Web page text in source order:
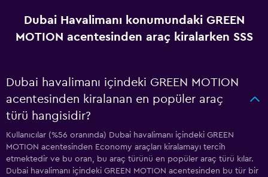
Dubai Havalimanı konumundaki GREEN
MOTION acentesinden araç kiralarken SSS
Dubai havalimanı içindeki GREEN MOTION
acentesinden kiralanan en popüler araç
türü hangisidir?
Kullanıcılar (%56 oranında) Dubai havalimanı içindeki GREEN
MOTION acentesinden Economy araçları kiralamayı tercih
etmektedir ve bu oran, bu araç türünü en popüler araç türü kılar.
Dubai havalimanı içindeki GREEN MOTION acentesinden bu tür bir